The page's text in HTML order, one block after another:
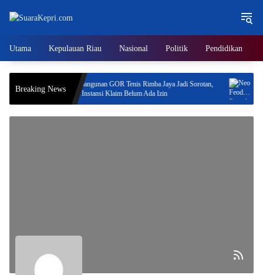
Utama Kepulauan Riau Nasional Politik Pendidikan
Breaking News
Pembangunan GOR Tenis Rimba Jaya Jadi Sorotan,
Dua Instansi Klaim Belum Ada Izin
Neo
Jaya